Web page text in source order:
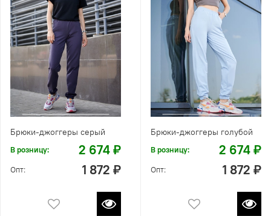
Брюки-джоггеры серый
В розницу: 2 674 ₽
Опт: 1 872 ₽
Брюки-джоггеры голубой
В розницу: 2 674 ₽
Опт: 1 872 ₽